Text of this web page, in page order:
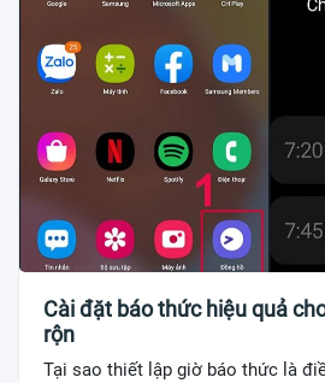
Cài đặt báo thức hiệu quả
rộn
Tại sao thiết lập giờ báo thức là